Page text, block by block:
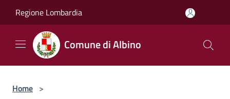
Regione Lombardia
Comune di Albino
Home >